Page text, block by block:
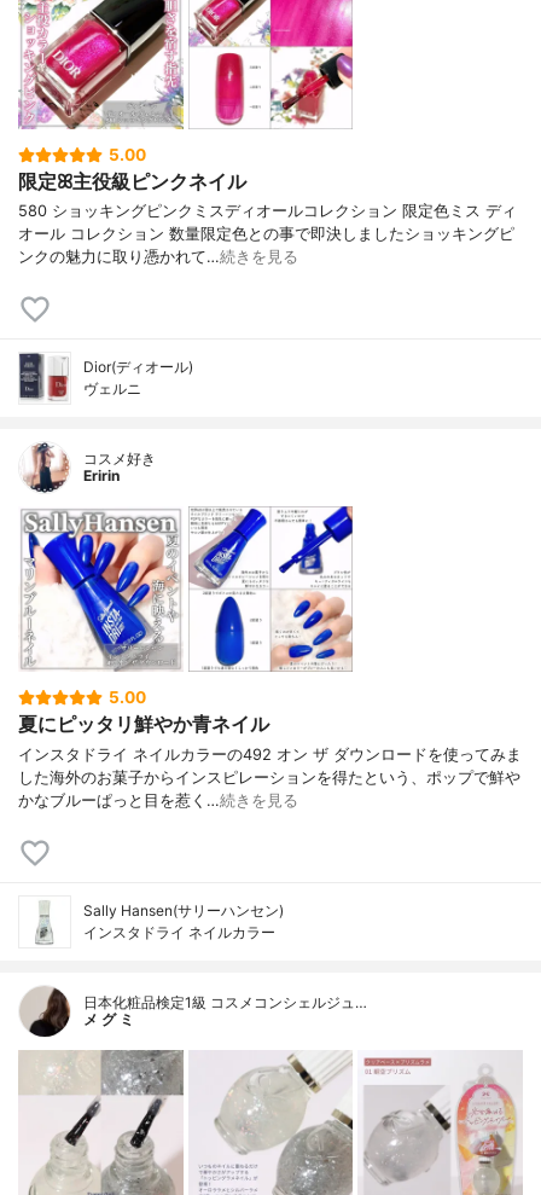
5.00
限定ꕤ主役級ピンクネイル
580 ショッキングピンクミスディオールコレクション 限定色ミス ディ
オール コレクション 数量限定色との事で即決しましたショッキングピ
ンクの魅力に取り憑かれて…続きを見る
Dior(ディオール)
ヴェルニ
コスメ好き
Eririn
5.00
夏にピッタリ鮮やか青ネイル
インスタドライ ネイルカラーの492 オン ザ ダウンロードを使ってみま
した海外のお菓子からインスピレーションを得たという、ポップで鮮や
かなブルーぱっと目を惹く…続きを見る
Sally Hansen(サリーハンセン)
インスタドライ ネイルカラー
日本化粧品検定1級 コスメコンシェルジュ…
メ グ ミ